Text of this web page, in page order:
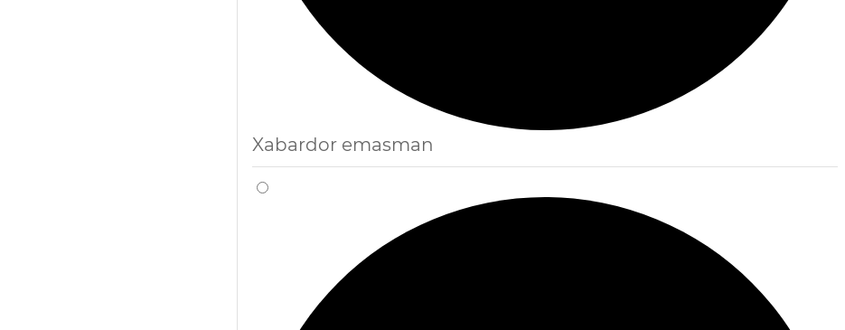
Xabardor emasman